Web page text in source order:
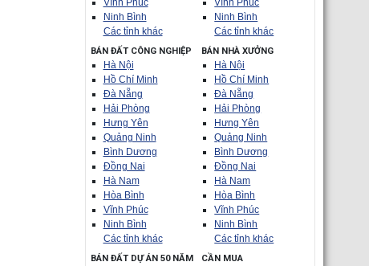
Vĩnh Phúc
Ninh Bình
Các tỉnh khác
Vĩnh Phúc
Ninh Bình
Các tỉnh khác
BÁN ĐẤT CÔNG NGHIỆP
Hà Nội
Hồ Chí Minh
Đà Nẵng
Hải Phòng
Hưng Yên
Quảng Ninh
Bình Dương
Đồng Nai
Hà Nam
Hòa Bình
Vĩnh Phúc
Ninh Bình
Các tỉnh khác
BÁN NHÀ XƯỞNG
Hà Nội
Hồ Chí Minh
Đà Nẵng
Hải Phòng
Hưng Yên
Quảng Ninh
Bình Dương
Đồng Nai
Hà Nam
Hòa Bình
Vĩnh Phúc
Ninh Bình
Các tỉnh khác
BÁN ĐẤT DỰ ÁN 50 NĂM CẦN MUA